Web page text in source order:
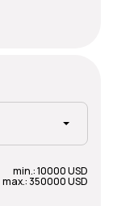
min.: 10000 USD
max.: 350000 USD